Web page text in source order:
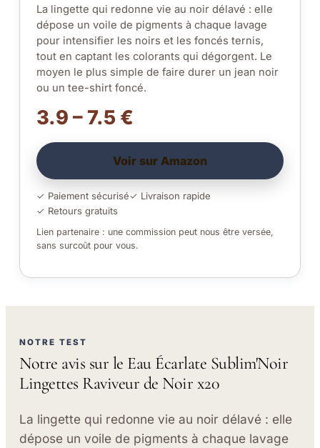
La lingette qui redonne vie au noir délavé : elle
dépose un voile de pigments à chaque lavage
pour intensifier les noirs et les foncés ternis,
tout en captant les colorants qui dégorgent. Le
moyen le plus simple de faire durer un jean noir
ou un tee-shirt foncé.
3.9 – 7.5 €
Voir sur Amazon
✓ Paiement sécurisé✓ Livraison rapide
✓ Retours gratuits
Lien partenaire : une commission peut nous être versée,
sans surcoût pour vous.
NOTRE TEST
Notre avis sur le Eau Écarlate Sublim'Noir
Lingettes Raviveur de Noir x20
La lingette qui redonne vie au noir délavé : elle
dépose un voile de pigments à chaque lavage